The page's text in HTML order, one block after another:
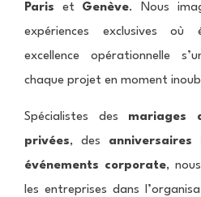
Paris et Genève. Nous
expériences exclusives où
excellence opérationnelle
chaque projet en moment
Spécialistes des mariages
privées, des
événements corporate,
les entreprises dans